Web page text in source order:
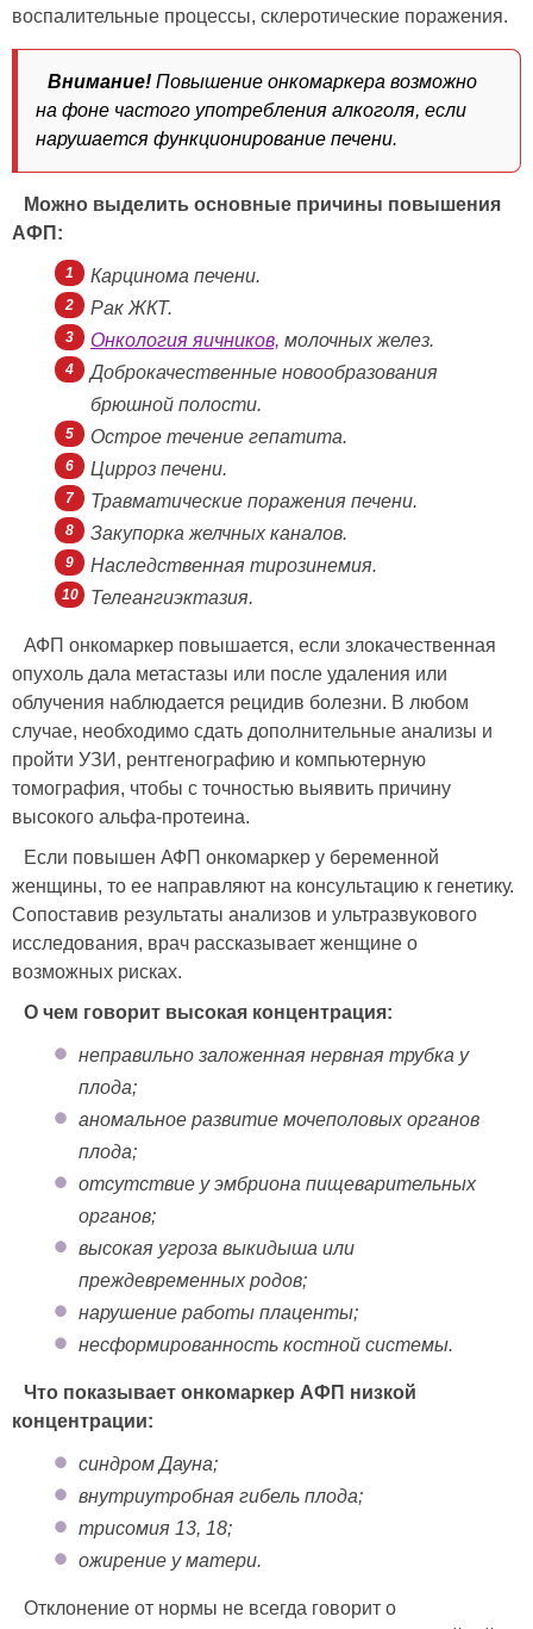
воспалительные процессы, склеротические поражения.
Внимание! Повышение онкомаркера возможно
на фоне частого употребления алкоголя, если
нарушается функционирование печени.
Можно выделить основные причины повышения
АФП:
Карцинома печени.
Рак ЖКТ.
Онкология яичников, молочных желез.
Доброкачественные новообразования
брюшной полости.
Острое течение гепатита.
Цирроз печени.
Травматические поражения печени.
Закупорка желчных каналов.
Наследственная тирозинемия.
Телеангиэктазия.
АФП онкомаркер повышается, если злокачественная
опухоль дала метастазы или после удаления или
облучения наблюдается рецидив болезни. В любом
случае, необходимо сдать дополнительные анализы и
пройти УЗИ, рентгенографию и компьютерную
томография, чтобы с точностью выявить причину
высокого альфа-протеина.
Если повышен АФП онкомаркер у беременной
женщины, то ее направляют на консультацию к генетику.
Сопоставив результаты анализов и ультразвукового
исследования, врач рассказывает женщине о
возможных рисках.
О чем говорит высокая концентрация:
неправильно заложенная нервная трубка у
плода;
аномальное развитие мочеполовых органов
плода;
отсутствие у эмбриона пищеварительных
органов;
высокая угроза выкидыша или
преждевременных родов;
нарушение работы плаценты;
несформированность костной системы.
Что показывает онкомаркер АФП низкой
концентрации:
синдром Дауна;
внутриутробная гибель плода;
трисомия 13, 18;
ожирение у матери.
Отклонение от нормы не всегда говорит о